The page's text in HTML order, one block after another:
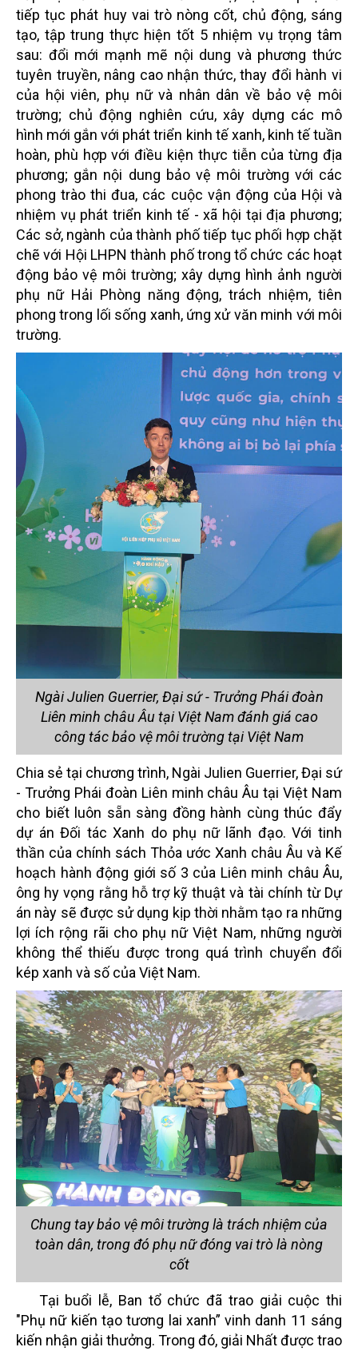
tiếp tục phát huy vai trò nòng cốt, chủ động, sáng
tạo, tập trung thực hiện tốt 5 nhiệm vụ trọng tâm
sau: đổi mới mạnh mẽ nội dung và phương thức
tuyên truyền, nâng cao nhận thức, thay đổi hành vi
của hội viên, phụ nữ và nhân dân về bảo vệ môi
trường; chủ động nghiên cứu, xây dựng các mô
hình mới gắn với phát triển kinh tế xanh, kinh tế tuần
hoàn, phù hợp với điều kiện thực tiễn của từng địa
phương; gắn nội dung bảo vệ môi trường với các
phong trào thi đua, các cuộc vận động của Hội và
nhiệm vụ phát triển kinh tế - xã hội tại địa phương;
Các sở, ngành của thành phố tiếp tục phối hợp chặt
chẽ với Hội LHPN thành phố trong tổ chức các hoạt
động bảo vệ môi trường; xây dựng hình ảnh người
phụ nữ Hải Phòng năng động, trách nhiệm, tiên
phong trong lối sống xanh, ứng xử văn minh với môi
trường.
Ngài Julien Guerrier, Đại sứ - Trưởng Phái đoàn
Liên minh châu Âu tại Việt Nam đánh giá cao
công tác bảo vệ môi trường tại Việt Nam
Chia sẻ tại chương trình, Ngài Julien Guerrier, Đại sứ
- Trưởng Phái đoàn Liên minh châu Âu tại Việt Nam
cho biết luôn sẵn sàng đồng hành cùng thúc đẩy
dự án Đối tác Xanh do phụ nữ lãnh đạo. Với tinh
thần của chính sách Thỏa ước Xanh châu Âu và Kế
hoạch hành động giới số 3 của Liên minh châu Âu,
ông hy vọng rằng hỗ trợ kỹ thuật và tài chính từ Dự
án này sẽ được sử dụng kịp thời nhằm tạo ra những
lợi ích rộng rãi cho phụ nữ Việt Nam, những người
không thể thiếu được trong quá trình chuyển đổi
kép xanh và số của Việt Nam.
Chung tay bảo vệ môi trường là trách nhiệm của
toàn dân, trong đó phụ nữ đóng vai trò là nòng
cốt
Tại buổi lễ, Ban tổ chức đã trao giải cuộc thi
"Phụ nữ kiến tạo tương lai xanh” vinh danh 11 sáng
kiến nhận giải thưởng. Trong đó, giải Nhất được trao